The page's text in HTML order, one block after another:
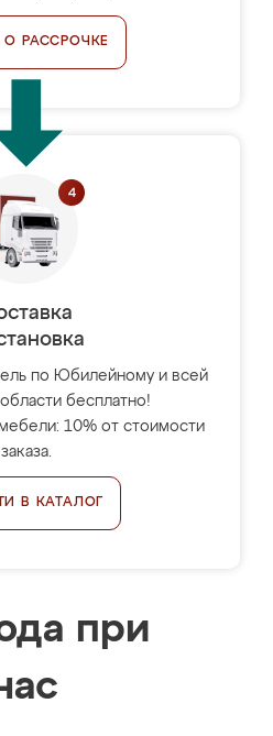
О РАССРОЧКЕ
по Юбилейному и всей
бесплатно!
10% от стоимости
заказа.
В КАТАЛОГ
при